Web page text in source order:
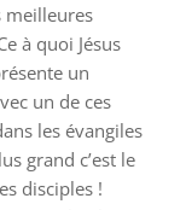
meilleures
à quoi Jésus
un
un de ces
les évangiles
grand c’est le
disciples !